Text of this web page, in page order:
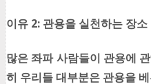
이유 2: 관용을 실천하는 장소
많은 좌파 사람들이 관용에
히 우리들 대부분은 관용을